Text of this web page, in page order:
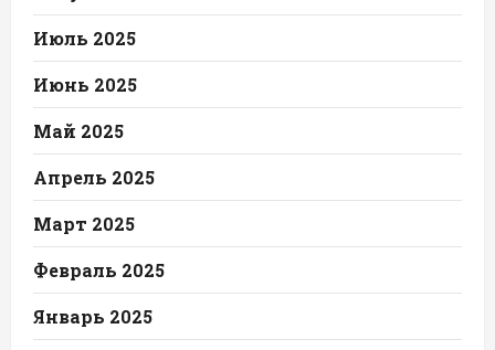
Июль 2025
Июнь 2025
Май 2025
Апрель 2025
Март 2025
Февраль 2025
Январь 2025